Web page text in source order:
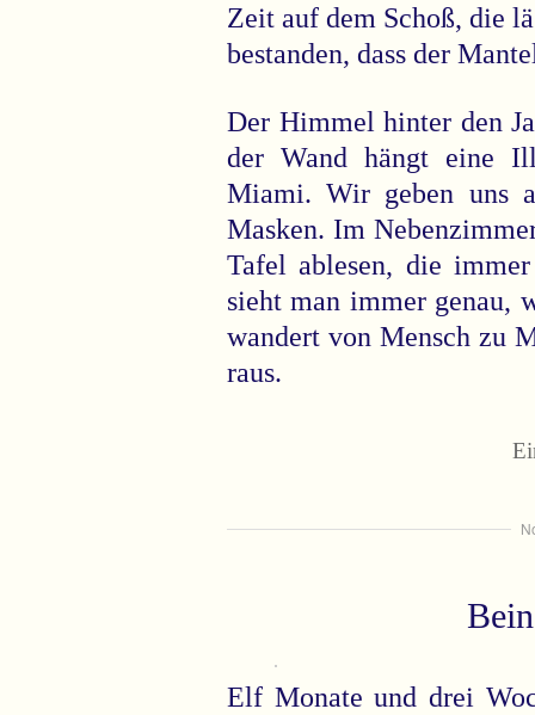
Zeit auf dem Schoß, die
bestanden, dass der
Der Himmel hinter den
der Wand hängt eine
Miami. Wir geben uns
Masken. Im
Tafel ablesen, die
sieht man immer genau,
wandert von Mensch zu
raus.
Elf Monate und drei